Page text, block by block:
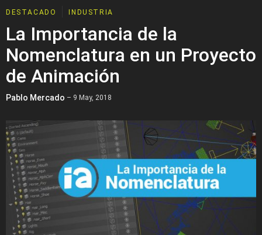
DESTACADO INDUSTRIA
La Importancia de la
Nomenclatura en un Proyecto
de Animación
Pablo Mercado – 9 May, 2018